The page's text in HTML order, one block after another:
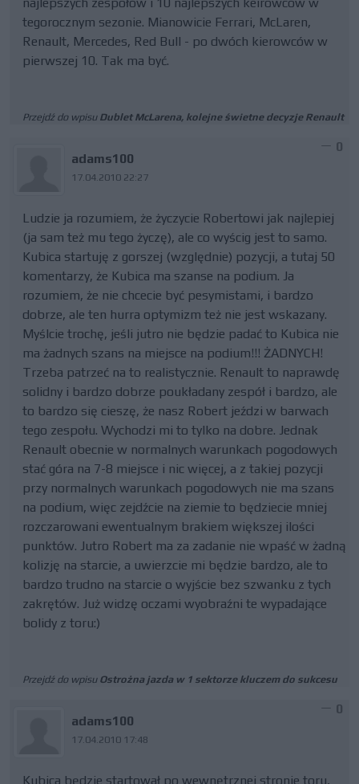
tegorocznym sezonie. Mianowicie Ferrari, McLaren,
Renault, Mercedes, Red Bull - po dwóch kierowców w
pierwszej 10. Tak ma być.
Przejdź do wpisu Dublet McLarena, kolejne świetne decyzje Renault
adams100
17.04.2010 22:27
0
Ludzie ja rozumiem, że życzycie Robertowi jak najlepiej
(ja sam też mu tego życzę), ale co wyścig jest to samo.
Kubica startuję z gorszej (względnie) pozycji, a tutaj 50
komentarzy, że Kubica ma szanse na podium. Ja
rozumiem, że nie chcecie być pesymistami, i bardzo
dobrze, ale ten hurra optymizm też nie jest wskazany.
Myślcie trochę, jeśli jutro nie będzie padać to Kubica nie
ma żadnych szans na miejsce na podium!!! ŻADNYCH!
Trzeba patrzeć na to realistycznie. Renault to naprawdę
solidny i bardzo dobrze poukładany zespół i bardzo, ale
to bardzo się cieszę, że nasz Robert jeździ w barwach
tego zespołu. Wychodzi mi to tylko na dobre. Jednak
Renault obecnie w normalnych warunkach pogodowych
stać góra na 7-8 miejsce i nic więcej, a z takiej pozycji
przy normalnych warunkach pogodowych nie ma szans
na podium, więc zejdźcie na ziemie to będziecie mniej
rozczarowani ewentualnym brakiem większej ilości
punktów. Jutro Robert ma za zadanie nie wpaść w żadną
kolizję na starcie, a uwierzcie mi będzie bardzo, ale to
bardzo trudno na starcie o wyjście bez szwanku z tych
zakrętów. Już widzę oczami wyobraźni te wypadające
bolidy z toru:)
Przejdź do wpisu Ostrożna jazda w 1 sektorze kluczem do sukcesu
adams100
17.04.2010 17:48
0
Kubica będzie startował po wewnętrznej stronie toru,